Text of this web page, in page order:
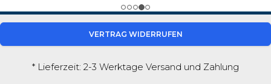
VERTRAG WIDERRUFEN
* Lieferzeit: 2-3 Werktage Versand und Zahlung